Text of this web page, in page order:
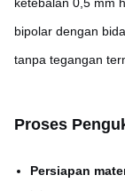
bipolar dengan
tanpa tegangan
Proses
Persiapan